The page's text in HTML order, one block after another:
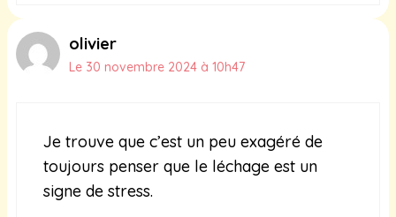
olivier
Le 30 novembre 2024 à 10h47
Je trouve que c’est un peu exagéré de
toujours penser que le léchage est un
signe de stress.